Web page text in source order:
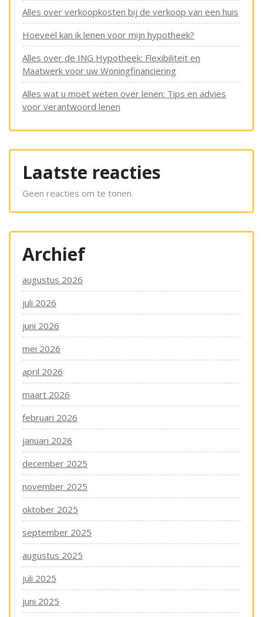
Alles over verkoopkosten bij de verkoop van een huis
Hoeveel kan ik lenen voor mijn hypotheek?
Alles over de ING Hypotheek: Flexibiliteit en
Maatwerk voor uw Woningfinanciering
Alles wat u moet weten over lenen: Tips en advies
voor verantwoord lenen
Laatste reacties
Geen reacties om te tonen.
Archief
augustus 2026
juli 2026
juni 2026
mei 2026
april 2026
maart 2026
februari 2026
januari 2026
december 2025
november 2025
oktober 2025
september 2025
augustus 2025
juli 2025
juni 2025